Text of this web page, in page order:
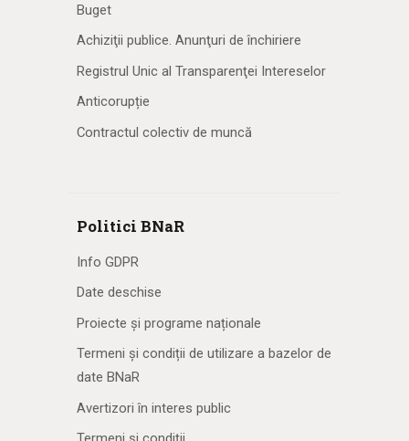
Buget
Achiziţii publice. Anunţuri de închiriere
Registrul Unic al Transparenţei Intereselor
Anticorupție
Contractul colectiv de muncă
Politici BNaR
Info GDPR
Date deschise
Proiecte și programe naționale
Termeni și condiții de utilizare a bazelor de
date BNaR
Avertizori în interes public